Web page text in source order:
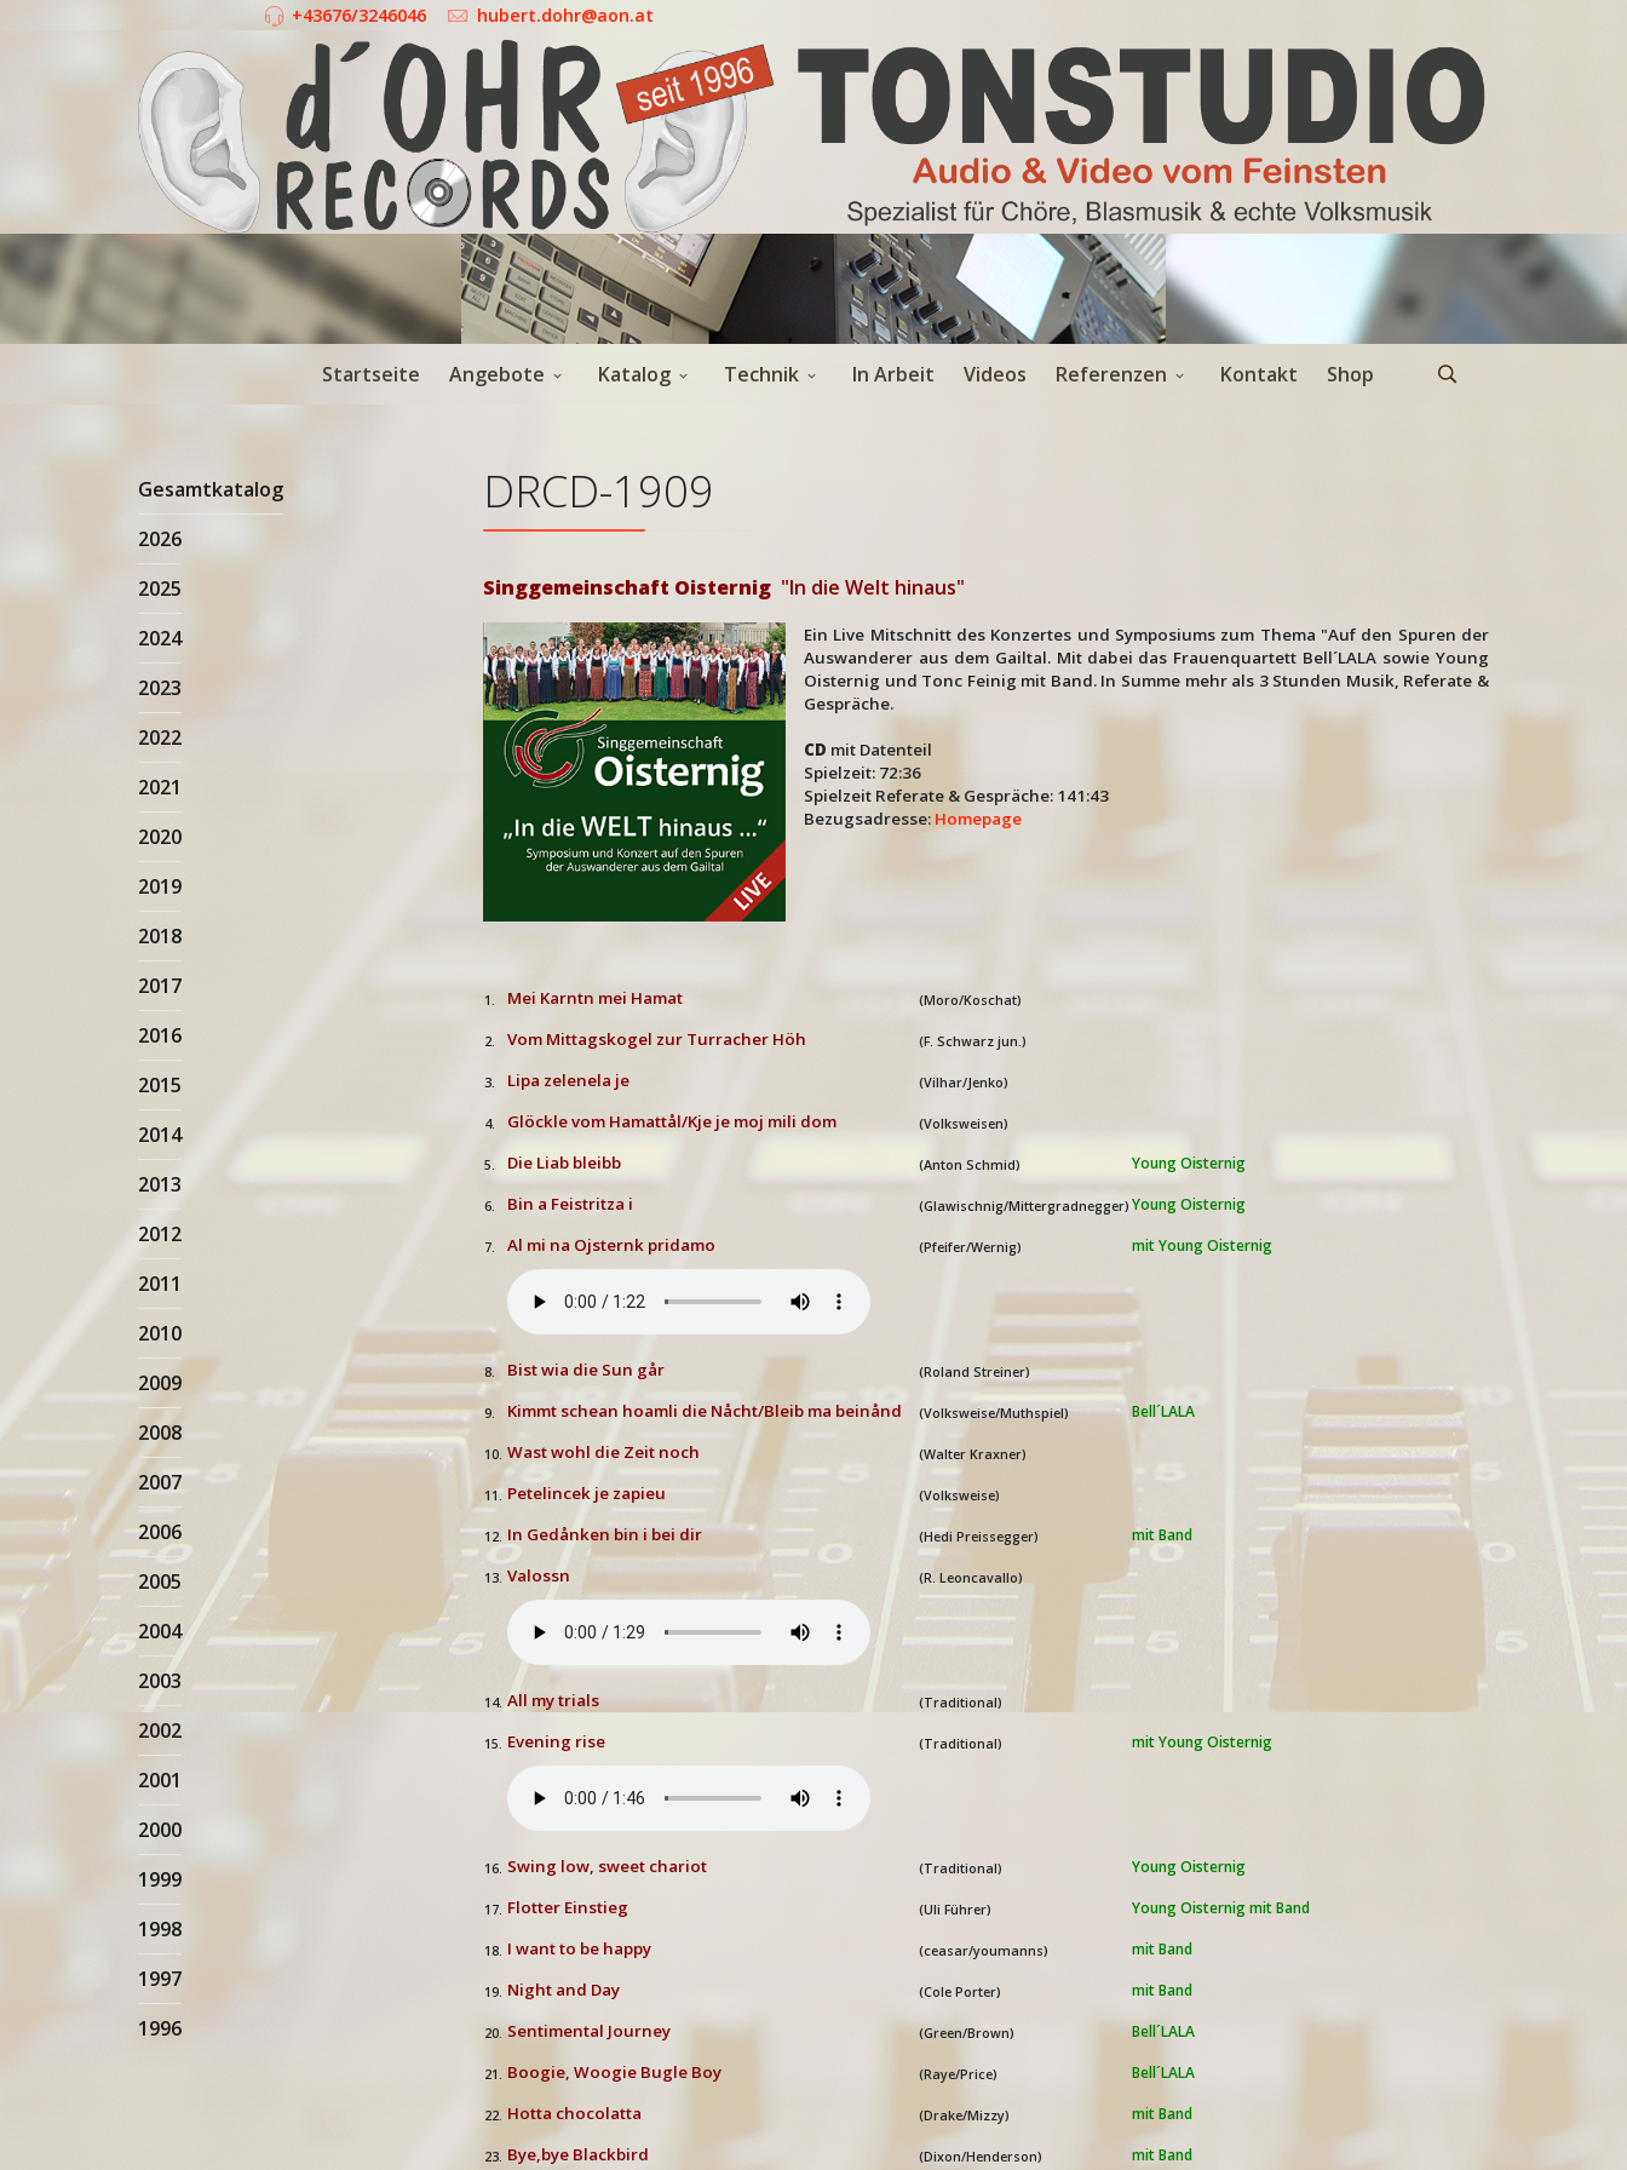
+43676/3246046 hubert.dohr@aon.at
Startseite Angebote Katalog Technik In Arbeit Videos Referenzen Kontakt Shop
Gesamtkatalog
2026
2025
2024
2023
2022
2021
2020
2019
2018
2017
2016
2015
2014
2013
2012
2011
2010
2009
2008
2007
2006
2005
2004
2003
2002
2001
2000
1999
1998
1997
1996
DRCD-1909
Singgemeinschaft Oisternig "In die Welt hinaus"
Ein Live Mitschnitt des Konzertes und Symposiums zum Thema "Auf den Spuren der
Auswanderer aus dem Gailtal. Mit dabei das Frauenquartett Bell´LALA sowie Young
Oisternig und Tonc Feinig mit Band. In Summe mehr als 3 Stunden Musik, Referate &
Gespräche.
CD mit Datenteil
Spielzeit: 72:36
Spielzeit Referate & Gespräche: 141:43
Bezugsadresse: Homepage
1. Mei Karntn mei Hamat (Moro/Koschat)
2. Vom Mittagskogel zur Turracher Höh (F. Schwarz jun.)
3. Lipa zelenela je (Vilhar/Jenko)
4. Glöckle vom Hamattål/Kje je moj mili dom (Volksweisen)
5. Die Liab bleibb (Anton Schmid) Young Oisternig
6. Bin a Feistritza i (Glawischnig/Mittergradnegger) Young Oisternig
7. Al mi na Ojsternk pridamo (Pfeifer/Wernig) mit Young Oisternig
8. Bist wia die Sun går (Roland Streiner)
9. Kimmt schean hoamli die Nåcht/Bleib ma beinånd (Volksweise/Muthspiel) Bell´LALA
10. Wast wohl die Zeit noch (Walter Kraxner)
11. Petelincek je zapieu (Volksweise)
12. In Gedånken bin i bei dir (Hedi Preissegger) mitBand
13. Valossn (R. Leoncavallo)
14. All my trials (Traditional)
15. Evening rise (Traditional) mitYoung Oisternig
16. Swing low, sweet chariot (Traditional) Young Oisternig
17. Flotter Einstieg (Uli Führer) Young OisternigmitBand
18. I want to be happy (ceasar/youmanns) mitBand
19. Night and Day (Cole Porter) mit Band
20. Sentimental Journey (Green/Brown) Bell´LALA
21. Boogie, Woogie Bugle Boy (Raye/Price) Bell´LALA
22. Hotta chocolatta (Drake/Mizzy) mitBand
23. Bye,bye Blackbird (Dixon/Henderson) mitBand